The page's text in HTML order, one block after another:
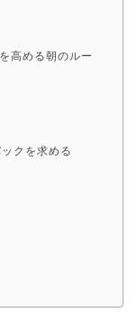
朝のルー
クを求める